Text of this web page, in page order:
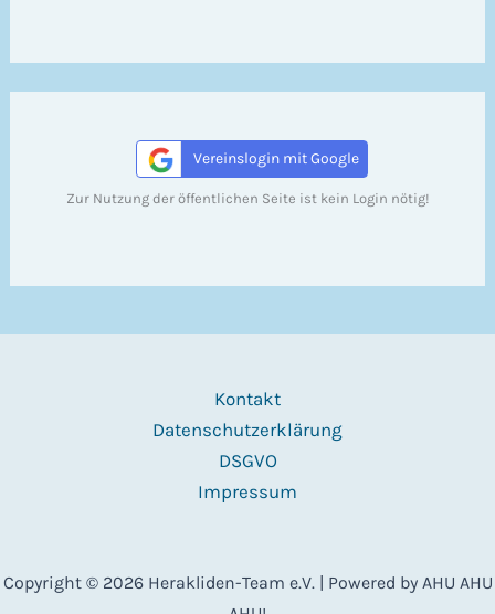
Vereinslogin mit Google
Zur Nutzung der öffentlichen Seite ist kein Login nötig!
Kontakt
Datenschutzerklärung
DSGVO
Impressum
Copyright © 2026 Herakliden-Team e.V. | Powered by AHU AHU